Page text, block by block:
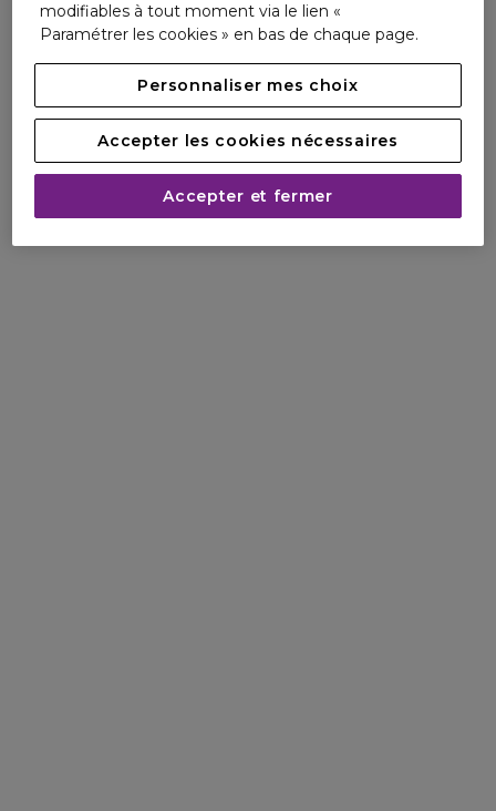
modifiables à tout moment via le lien «
Paramétrer les cookies » en bas de chaque page.
Personnaliser mes choix
Accepter les cookies nécessaires
Accepter et fermer